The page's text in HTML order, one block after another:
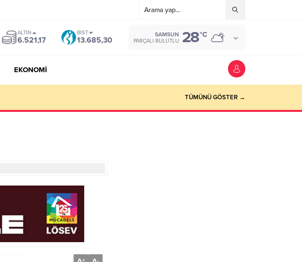
ALTIN
6.521,17
BIST
13.685,30
SAMSUN
PARÇALI BULUTLU 28°C
EKONOMİ
TÜMÜNÜ GÖSTER →